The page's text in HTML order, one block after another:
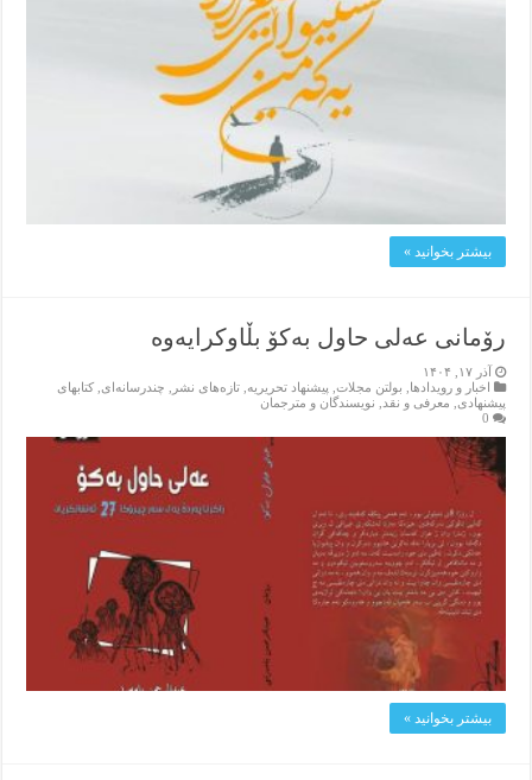
بیشتر بخوانید »
رۆمانی عەلی حاول بەكۆ بڵاوکرایەوە
آذر ۱۷, ۱۴۰۴
اخبار و رویدادها
بولتن مجلات پیشنهاد تحریریه ,تازەهای نشر چندرسانه‌ای ,کتابهای
پیشنهادی
معرفی و نقد
نویسندگان و مترجمان
0
بیشتر بخوانید »